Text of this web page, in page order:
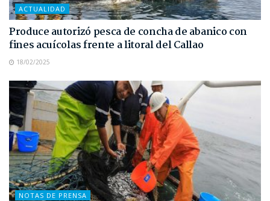
ACTUALIDAD
Produce autorizó pesca de concha de abanico con
fines acuícolas frente a litoral del Callao
18/02/2025
NOTAS DE PRENSA